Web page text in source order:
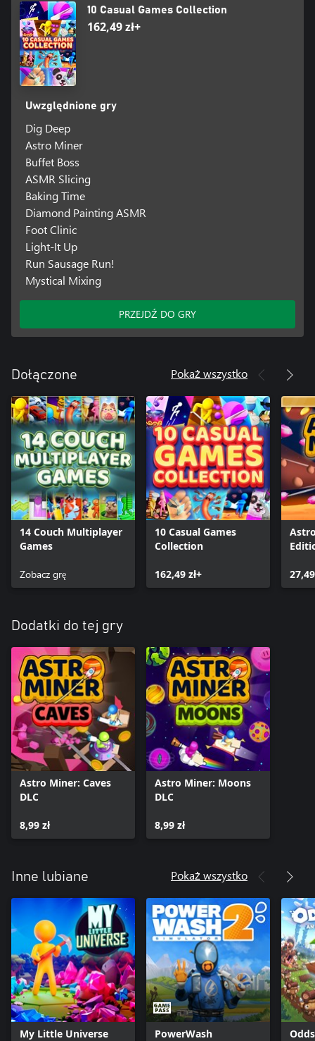
10 Casual Games Collection
162,49 zł+
Uwzględnione gry
Dig Deep
Astro Miner
Buffet Boss
ASMR Slicing
Baking Time
Diamond Painting ASMR
Foot Clinic
Light-It Up
Run Sausage Run!
Mystical Mixing
PRZEJDŹ DO GRY
Dołączone Pokaż wszystko
14 Couch Multiplayer
Games
Zobacz grę
10 Casual Games
Collection
162,49 zł+
Dodatki do tej gry
Astro Miner: Caves
DLC
8,99 zł
Astro Miner: Moons
DLC
8,99 zł
Inne lubiane Pokaż wszystko
My Little Universe
PowerWash